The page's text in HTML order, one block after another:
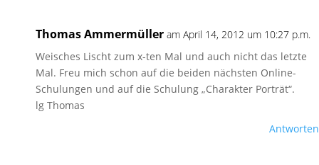
Thomas Ammermüller am April 14, 2012 um 10:27 p.m.
Weisches Lischt zum x-ten Mal und auch nicht das letzte
Mal. Freu mich schon auf die beiden nächsten Online-
Schulungen und auf die Schulung „Charakter Porträt“.
lg Thomas
Antworten